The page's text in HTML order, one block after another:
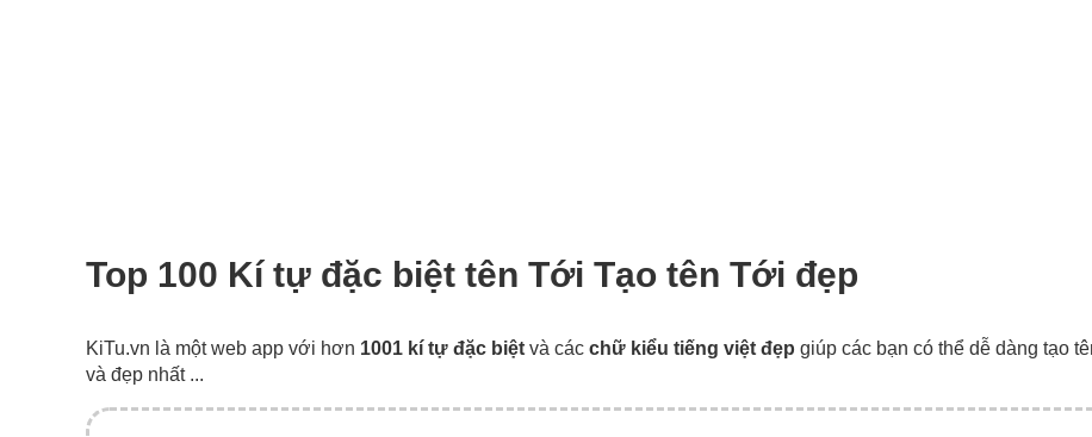
Top 100 Kí tự đặc biệt tên Tới Tạo tên Tới đẹp
KiTu.vn là một web app với hơn 1001 kí tự đặc biệt và các chữ kiểu tiếng việt đẹp giúp các bạn có thể dễ dàng tạo
và đẹp nhất ...